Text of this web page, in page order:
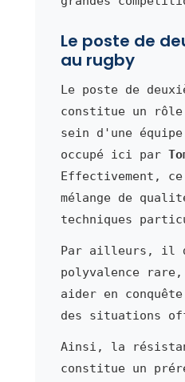
Le poste de
au rugby
Le poste de
constitue un
sein d'une
occupé ici par
Effectivement,
mélange de
techniques
Par ailleurs, il
polyvalence
aider en
des situations
Ainsi, la
constitue un